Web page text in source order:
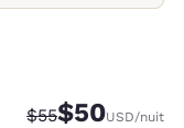
Tarif barré :
$55Tarif réduit :
$50USD/nuit